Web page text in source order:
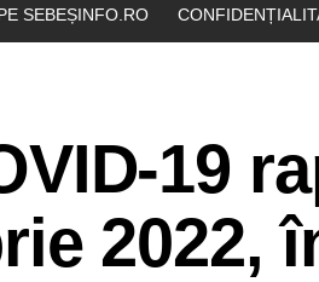
SEBEȘINFO.RO
19
2022,